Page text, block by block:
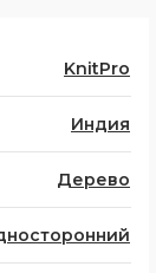
KnitPro
Индия
Дерево